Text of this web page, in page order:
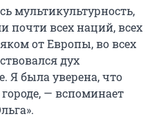
мультикультурность,
почти всех наций, всех
от Европы, во всех
дух
Я была уверена, что
— вспоминает